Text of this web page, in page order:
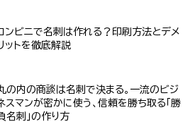
ンビニで名刺は作れる？印刷方法とデメ
ットを徹底解説
の内の商談は名刺で決まる。一流のビジ
スマンが密かに使う、信頼を勝ち取る「勝
名刺」の作り方